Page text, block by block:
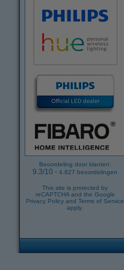
Beoordeling door klanten:
9.3/10 - 4.827 beoordelingen
This site is protected by
reCAPTCHA and the Google
Privacy Policy and Terms of Service
apply.